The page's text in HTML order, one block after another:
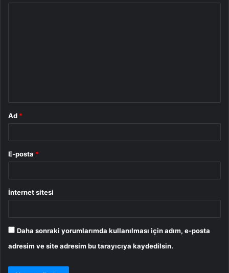
Ad *
E-posta *
İnternet sitesi
Daha sonraki yorumlarımda kullanılması için adım, e-posta
adresim ve site adresim bu tarayıcıya kaydedilsin.